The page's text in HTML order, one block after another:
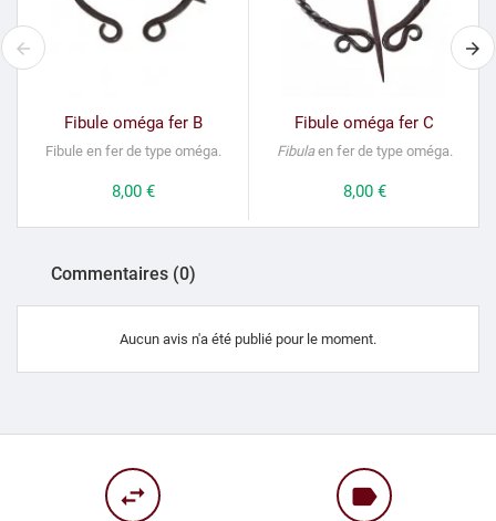
Fibule oméga fer B
Fibule en fer de type oméga.
Prix
8,00 €
Fibule oméga fer C
Fibulaen fer de type oméga.
Prix
8,00 €
Commentaires (0)
Aucun avis n'a été publié pour le moment.
swap_horiz label